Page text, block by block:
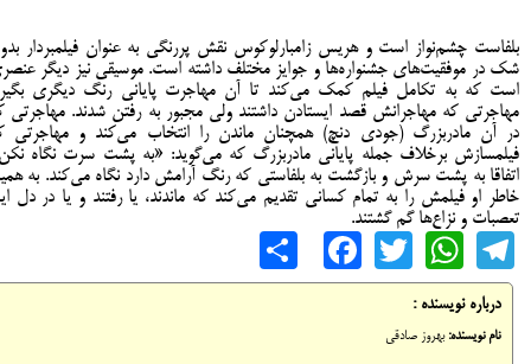
بلفاست چشم‌نواز است و هریس زامبارلوکوس نقش پررنگی به عنوان فیلمبردار
شک در موفقیت‌های جشنواره‌ها و جوایز مختلف داشته است. موسیقی نیز دیگر
است که به تکامل فیلم کمک می‌کند تا آن مهاجرت پایانی رنگ دیگری
مهاجرتی که مهاجرانش قصد ایستادن داشتند ولی مجبور به رفتن شدند. مهاجرتی
در آن مادربزرگ (جودی دنچ) همچنان ماندن را انتخاب می‌کند و مهاجرتی
فیلمسازش برخلاف جمله پایانی مادربزرگ که می‌گوید: «به پشت سرت نگاه
اتفاقا به پشت سرش و بازگشت به بلفاستی که رنگ آرامش دارد نگاه می‌کند. به
خاطر او فیلمش را به تمام کسانی تقدیم می‌کند که ماندند، یا رفتند و یا در دل
تعصبات و نزاع‌ها گم گشتند.
Telegram
WhatsApp
Twitter
Facebook
درباره نویسنده :
نام نویسنده: بهروز صادقی